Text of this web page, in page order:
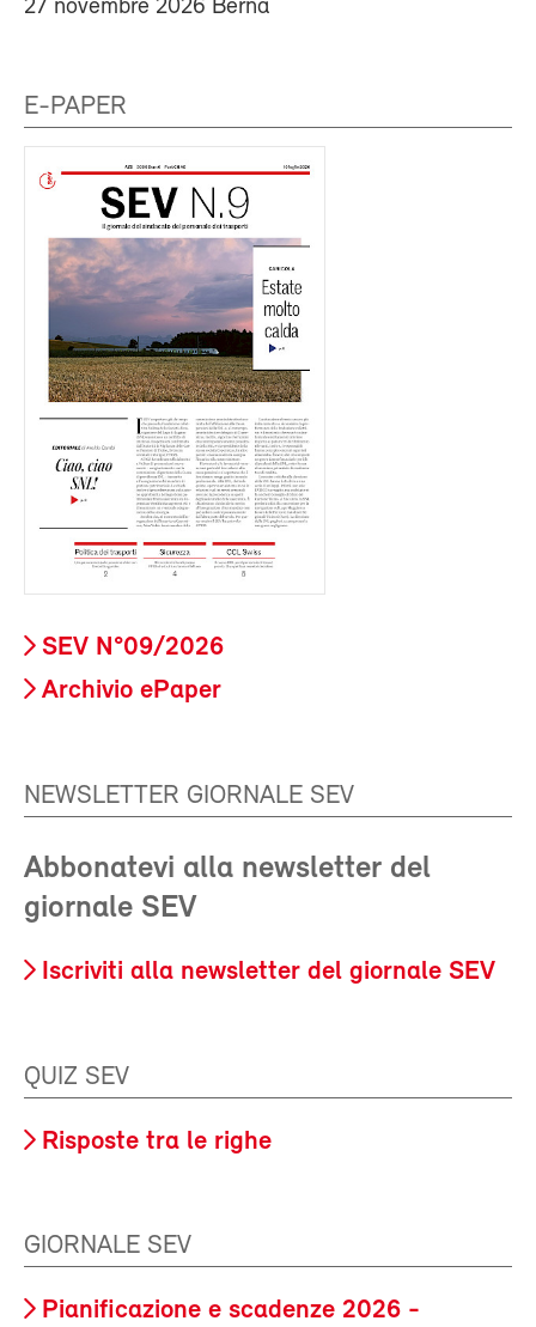
27 novembre 2026 Berna
E-PAPER
SEV N°09/2026
Archivio ePaper
NEWSLETTER GIORNALE SEV
Abbonatevi alla newsletter del
giornale SEV
Iscriviti alla newsletter del giornale SEV
QUIZ SEV
Risposte tra le righe
GIORNALE SEV
Pianificazione e scadenze 2026 -